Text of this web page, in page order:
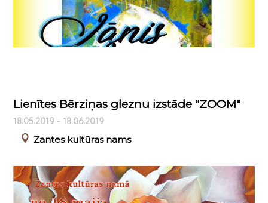
Lienītes Bērziņas gleznu izstāde "ZOOM"
18.05.2019 - 18.06.2019
Zantes kultūras nams